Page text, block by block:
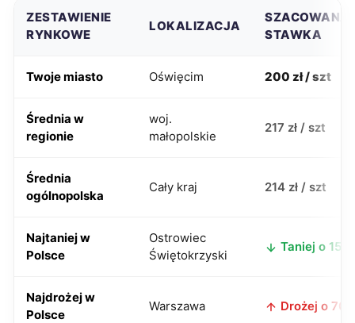
ZESTAWIENIE
RYNKOWE
LOKALIZACJA
SZACOWANA
STAWKA
Twoje miasto Oświęcim 200 zł / szt
Średnia w
regionie
woj.
małopolskie
217 zł / szt
Średnia
ogólnopolska
Cały kraj 214 zł / szt
Najtaniej w
Polsce
Ostrowiec
Świętokrzyski
Taniej o 15 zł
Najdrożej w
Polsce
Warszawa Drożej o 70